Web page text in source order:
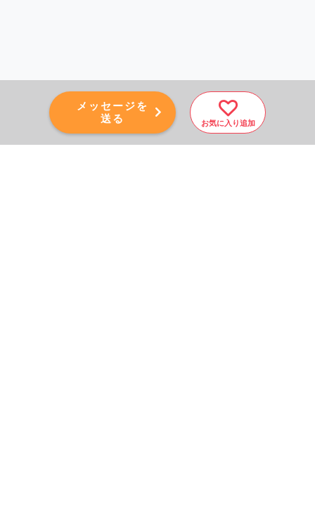
メッセージを
送る
お気に入り追加